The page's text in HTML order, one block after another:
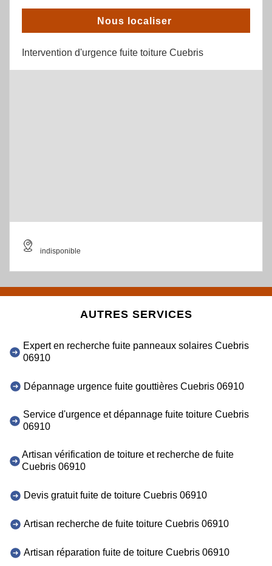
Nous localiser
Intervention d'urgence fuite toiture Cuebris
indisponible
AUTRES SERVICES
Expert en recherche fuite panneaux solaires Cuebris
06910
Dépannage urgence fuite gouttières Cuebris 06910
Service d'urgence et dépannage fuite toiture Cuebris
06910
Artisan vérification de toiture et recherche de fuite
Cuebris 06910
Devis gratuit fuite de toiture Cuebris 06910
Artisan recherche de fuite toiture Cuebris 06910
Artisan réparation fuite de toiture Cuebris 06910